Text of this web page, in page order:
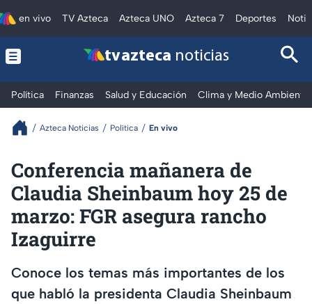
en vivo TV Azteca Azteca UNO Azteca 7 Deportes
tv azteca noticias
Política Finanzas Salud y Educación Clima y Medio Ambiente
Azteca Noticias Política En vivo
Conferencia mañanera de
Claudia Sheinbaum hoy 25 de
marzo: FGR asegura rancho
Izaguirre
Conoce los temas más importantes de los
que habló la presidenta Claudia Sheinbaum